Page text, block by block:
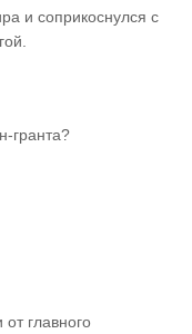
и соприкоснулся с
гранта?
главного